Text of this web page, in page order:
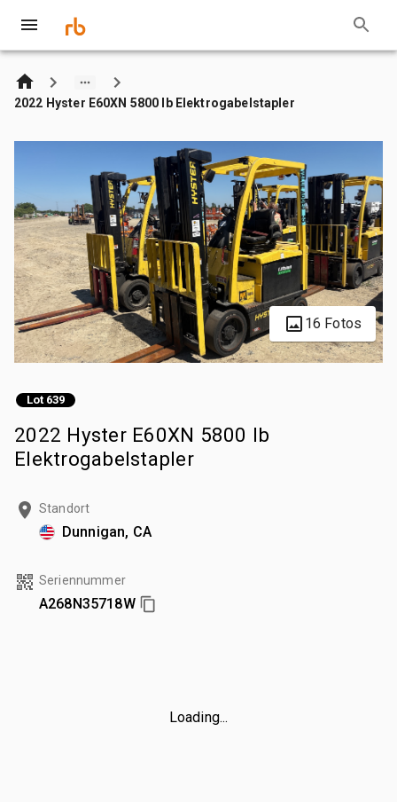
2022 Hyster E60XN 5800 lb Elektrogabelstapler
16 Fotos
Lot 639
2022 Hyster E60XN 5800 lb
Elektrogabelstapler
Standort
Dunnigan, CA
Seriennummer
A268N35718W
Loading...